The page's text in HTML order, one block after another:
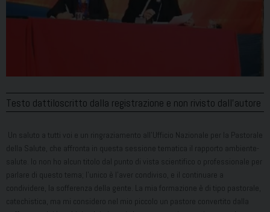
Testo dattiloscritto dalla registrazione e non rivisto dall’autore
Un saluto a tutti voi e un ringraziamento all’Ufficio Nazionale per la Pastorale
della Salute, che affronta in questa sessione tematica il rapporto ambiente-
salute. Io non ho alcun titolo dal punto di vista scientifico o professionale per
parlare di questo tema; l’unico è l’aver condiviso, e il continuare a
condividere, la sofferenza della gente. La mia formazione è di tipo pastorale,
catechistica, ma mi considero nel mio piccolo un pastore convertito dalla